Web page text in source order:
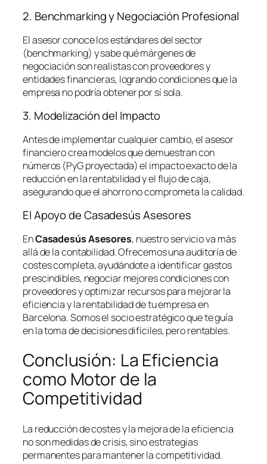
2. Benchmarking y Negociación Profesional
El asesor conoce los estándares del sector
(benchmarking) y sabe qué márgenes de
negociación son realistas con proveedores y
entidades financieras, logrando condiciones que la
empresa no podría obtener por sí sola.
3. Modelización del Impacto
Antes de implementar cualquier cambio, el asesor
financiero crea modelos que demuestran con
números (PyG proyectada) el impacto exacto de la
reducción en la rentabilidad y el flujo de caja,
asegurando que el ahorro no comprometa la calidad.
El Apoyo de Casadesús Asesores
EnCasadesús Asesores, nuestro servicio va más
allá de la contabilidad. Ofrecemos una auditoría de
costes completa, ayudándote a identificar gastos
prescindibles, negociar mejores condiciones con
proveedores y optimizar recursos para mejorar la
eficiencia y la rentabilidad de tu empresa en
Barcelona. Somos el socio estratégico que te guía
en la toma de decisiones difíciles, pero rentables.
Conclusión: La Eficiencia
como Motor de la
Competitividad
La reducción de costes y la mejora de la eficiencia
no son medidas de crisis, sino estrategias
permanentes para mantener la competitividad.